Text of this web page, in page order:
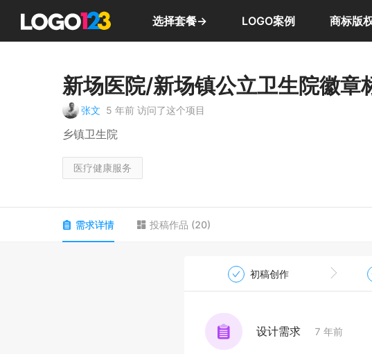
选择套餐→ LOGO案例 商标版
新场医院/新场镇公立卫生院徽章
张文 5 年前 访问了这个项目
乡镇卫生院
医疗健康服务
需求详情 投稿作品 (20)
初稿创作
设计需求 7 年前